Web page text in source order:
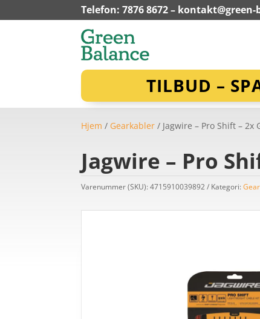
Telefon: 7876 8672 – kontakt@green-
TILBUD –
Hjem / Gearkabler / Jagwire – Pro Shift – 2x
Jagwire – Pro
Varenummer (SKU):4715910039892 Kategori: